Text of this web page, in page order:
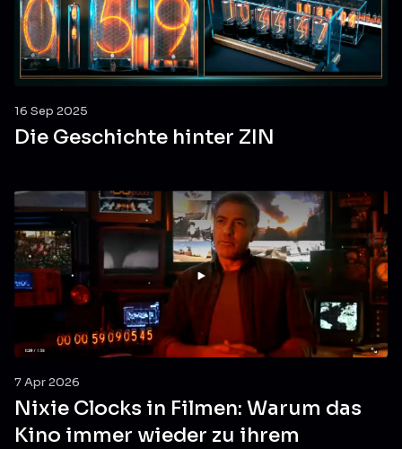
16 Sep 2025
Die Geschichte hinter ZIN
7 Apr 2026
Nixie Clocks in Filmen: Warum das
Kino immer wieder zu ihrem